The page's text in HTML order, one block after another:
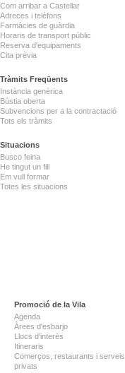
Com arribar a Castellar
Adreces i telèfons
Farmàcies de guàrdia
Horaris de transport públic
Reserva d'equipaments
Cita prèvia
Tràmits Freqüents
Instància genèrica
Bústia oberta
Subvencions per a la contractació
Tots els tràmits
Situacions
Busco feina
He tingut un fill
Em vull formar
Totes les situacions
Promoció de la Vila
Agenda
Àrees d'esbarjo
Llocs d'interès
Itineraris
Comerços, restaurants i serveis
privats